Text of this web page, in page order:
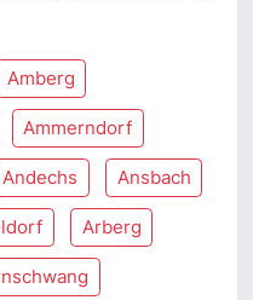
Amberg
Ammerndorf
Andechs Ansbach
Arberg